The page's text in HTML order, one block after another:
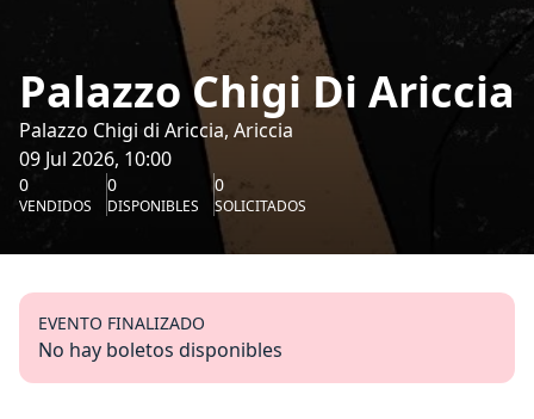
Palazzo Chigi Di Ariccia
Palazzo Chigi di Ariccia, Ariccia
09 Jul 2026, 10:00
0
VENDIDOS
0
DISPONIBLES
0
SOLICITADOS
EVENTO FINALIZADO
No hay boletos disponibles